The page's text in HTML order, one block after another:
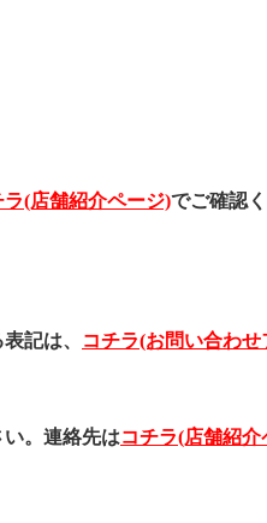
ラ(店舗紹介ページ)でご確認く
記は、 コチラ(お問い合わせ
。連絡先はコチラ(店舗紹介